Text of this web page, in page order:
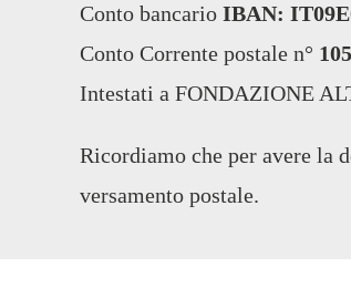
Conto bancario IBAN:
Conto Corrente postale n°
Intestati a FONDAZIONE
Ricordiamo che per avere la
versamento postale.